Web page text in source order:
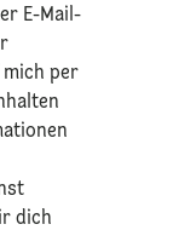
E-Mail-
mich per
dich